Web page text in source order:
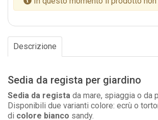
Descrizione
Sedia da regista per giardino
Sedia da regista da mare, spiaggia o da
Disponibili due varianti colore: ecrù o
di colore bianco sandy.